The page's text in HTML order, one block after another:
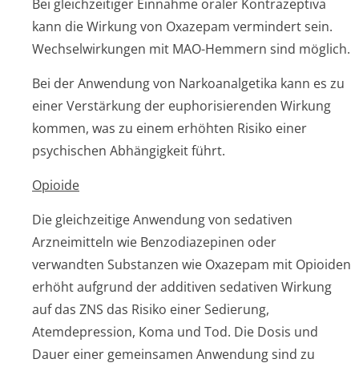
Bei gleichzeitiger Einnahme oraler Kontrazeptiva
kann die Wirkung von Oxazepam vermindert sein.
Wechselwirkungen mit MAO-Hemmern sind möglich.
Bei der Anwendung von Narkoanalgetika kann es zu
einer Verstärkung der euphorisierenden Wirkung
kommen, was zu einem erhöhten Risiko einer
psychischen Abhängigkeit führt.
Opioide
Die gleichzeitige Anwendung von sedativen
Arzneimitteln wie Benzodiazepinen oder
verwandten Substanzen wie Oxazepam mit Opioiden
erhöht aufgrund der additiven sedativen Wirkung
auf das ZNS das Risiko einer Sedierung,
Atemdepression, Koma und Tod. Die Dosis und
Dauer einer gemeinsamen Anwendung sind zu